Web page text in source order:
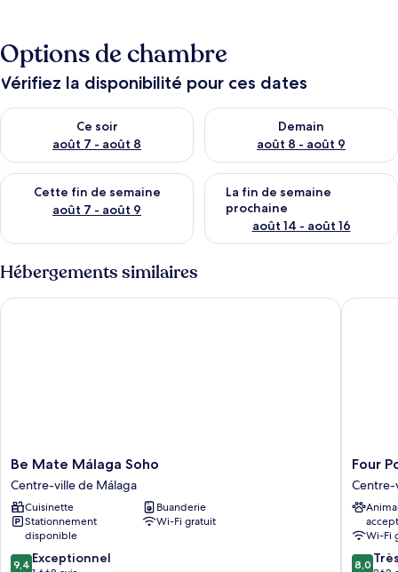
Options de chambre
Vérifiez la disponibilité pour ces dates
Ce soir
août 7 - août 8
Vérifier la disponibilité pour ce soir août 7 - août 8
Demain
août 8 - août 9
Vérifier la disponibilité pour
Cette fin de semaine
août 7 - août 9
Vérifier la disponibilité pour cette fin de semaine août 7 -
La fin de semaine
prochaine
août 14 - août 16
Vérifier la disponibilité pour
Hébergements similaires
Be
Mate
Málaga
Soho
Centre-
ville
de
Be Mate Málaga Soho
Centre-ville de Málaga
Cuisinette
Buanderie
Stationnement
disponible
Wi-Fi gratuit
9.4
9,4 Exceptionnel
Be Mate Málaga Soho
Four
Points
Flex
by
Malaga
Centre
Four
Centre-
Wi-Fi
8.0
8,0
Four